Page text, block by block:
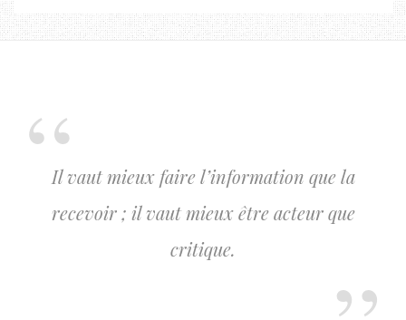
Il vaut mieux faire l’information que la
recevoir ; il vaut mieux être acteur que
critique.